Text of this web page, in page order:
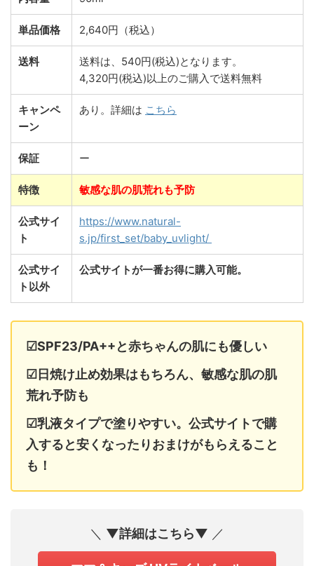
単品価格 2,640円（税込）
送料
送料は、540円(税込)となります。
4,320円(税込)以上のご購入で送料無料
キャンペ
ーン
あり。詳細は こちら
保証 ー
特徴 敏感な肌の肌荒れも予防
公式サイ
ト
https://www.natural-
s.jp/first_set/baby_uvlight/
公式サイ
ト以外
公式サイトが一番お得に購入可能。
☑SPF23/PA++と赤ちゃんの肌にも優しい
☑日焼け止め効果はもちろん、敏感な肌の肌
荒れ予防も
☑乳液タイプで塗りやすい。公式サイトで購
入すると安くなったりおまけがもらえること
も！
＼ ▼詳細はこちら▼ ／